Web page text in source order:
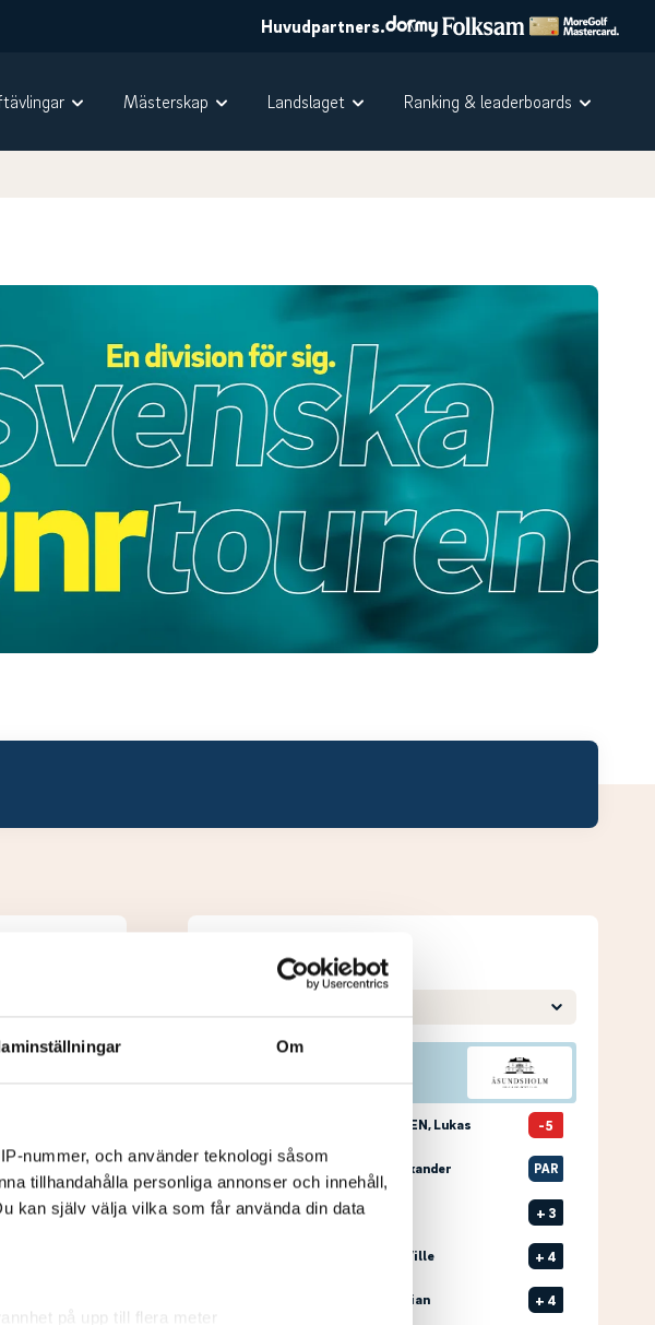
Om
nummer, och använder teknologi såsom
tillhandahålla personliga annonser och innehåll,
kan själv välja vilka som får använda din data
på upp till flera meter
Huvudpartners.
Mästerskap Landslaget Ranking & leaderboards
Leaderboard.
Pos Namn
LAUTRUP-NISSEN, Lukas -5
2 1 ULLSTRÖM, Alexander PAR
3 1 MEIBY, Simon + 3
PETTERSSON, Ville + 4
JACOEL, Sebastian + 4